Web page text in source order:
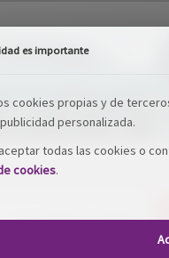
es importante
cookies propias y de
personalizada.
todas las cookies o
cookies.